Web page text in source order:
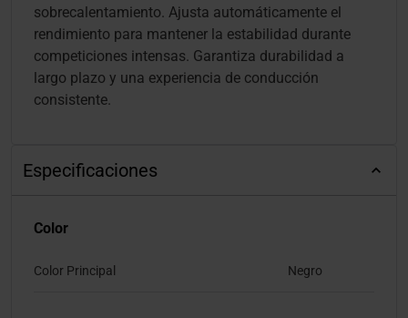
sobrecalentamiento. Ajusta automáticamente el
rendimiento para mantener la estabilidad durante
competiciones intensas. Garantiza durabilidad a
largo plazo y una experiencia de conducción
consistente.
Especificaciones
Color
Color Principal Negro